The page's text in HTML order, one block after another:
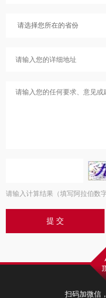
请输入计算结果（填写阿拉伯数
扫码加微信